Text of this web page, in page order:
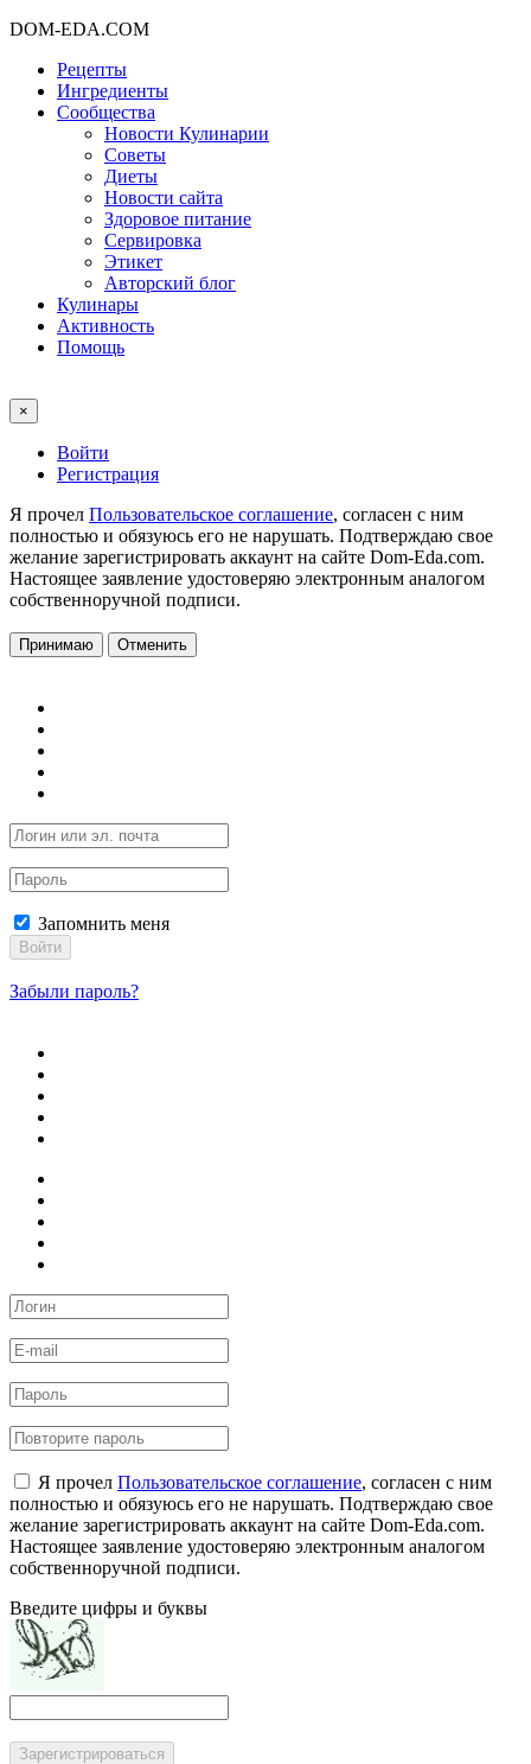
DOM-EDA.COM
Рецепты
Ингредиенты
Сообщества
Новости Кулинарии
Советы
Диеты
Новости сайта
Здоровое питание
Сервировка
Этикет
Авторский блог
Кулинары
Активность
Помощь
×
Войти
Регистрация
Я прочел Пользовательское соглашение, согласен с ним
полностью и обязуюсь его не нарушать. Подтверждаю свое
желание зарегистрировать аккаунт на сайте Dom-Eda.com.
Настоящее заявление удостоверяю электронным аналогом
собственноручной подписи.
Принимаю Отменить
Запомнить меня
Войти
Забыли пароль?
Я прочел Пользовательское соглашение, согласен с ним
полностью и обязуюсь его не нарушать. Подтверждаю свое
желание зарегистрировать аккаунт на сайте Dom-Eda.com.
Настоящее заявление удостоверяю электронным аналогом
собственноручной подписи.
Введите цифры и буквы
Зарегистрироваться